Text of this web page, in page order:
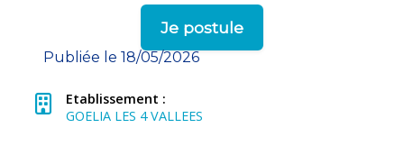
Je postule
Publiée le 18/05/2026
Etablissement :
GOELIA LES 4 VALLEES